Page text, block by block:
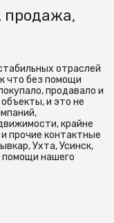
продажа,
отраслей
что без помощи
продавало и
и это не
крайне
прочие контактные
Ухта, Усинск,
помощи нашего